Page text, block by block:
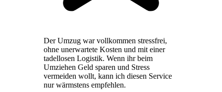
Der Umzug war vollkommen stressfrei,
ohne unerwartete Kosten und mit einer
tadellosen Logistik. Wenn ihr beim
Umziehen Geld sparen und Stress
vermeiden wollt, kann ich diesen Service
nur wärmstens empfehlen.